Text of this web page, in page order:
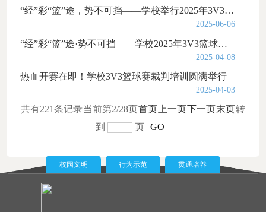
“经”彩“篮”途，势不可挡——学校举行2025年3V3篮球赛颁奖仪式
2025-06-06
“经”彩“篮”途·势不可挡——学校2025年3V3篮球赛开幕式隆重举行
2025-04-08
热血开赛在即！学校3V3篮球赛裁判培训圆满举行
2025-04-03
共有221条记录当前第2/28页首页 上一页下一页末页转
到
页 GO
校园文明 行为示范 贯通培养